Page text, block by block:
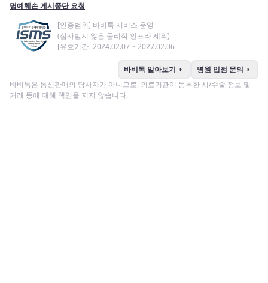
명예훼손 게시중단 요청
[인증범위] 바비톡 서비스 운영
(심사받지 않은 물리적 인프라 제외)
[유효기간] 2024.02.07 ~ 2027.02.06
바비톡 알아보기 arrow_right 병원 입점 문의 arrow_right
바비톡은 통신판매의 당사자가 아니므로, 의료기관이 등록한 시/수술 정보 및
거래 등에 대해 책임을 지지 않습니다.